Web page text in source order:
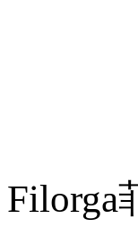
Filorga